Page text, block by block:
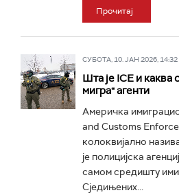
Прочитај
СУБОТА, 10. ЈАН 2026, 14:32
Шта је ICE и каква
мигра" агенти
Америчка
and Customs
колоквијално
је полицијска
самом средишту
Сједињених...